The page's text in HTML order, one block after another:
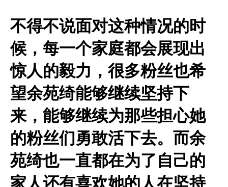
不得不说面对这种情况的时
候，每一个家庭都会展现出
惊人的毅力，很多粉丝也希
望余苑绮能够继续坚持下
来，能够继续为那些担心她
的粉丝们勇敢活下去。而余
苑绮也一直都在为了自己的
家人还有喜欢她的人在坚持